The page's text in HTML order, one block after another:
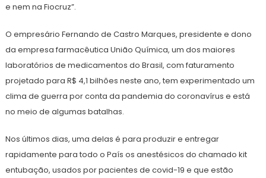
e nem na Fiocruz”.
O empresário Fernando de Castro Marques, presidente e dono
da empresa farmacêutica União Química, um dos maiores
laboratórios de medicamentos do Brasil, com faturamento
projetado para R$ 4,1 bilhões neste ano, tem experimentado um
clima de guerra por conta da pandemia do coronavírus e está
no meio de algumas batalhas.
Nos últimos dias, uma delas é para produzir e entregar
rapidamente para todo o País os anestésicos do chamado kit
entubação, usados por pacientes de covid-19 e que estão